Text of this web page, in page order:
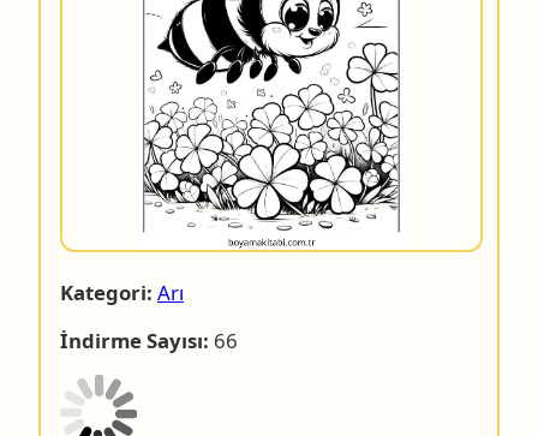
Kategori: Arı
İndirme Sayısı: 66
Dosyanın indirilmesine 4 saniye.